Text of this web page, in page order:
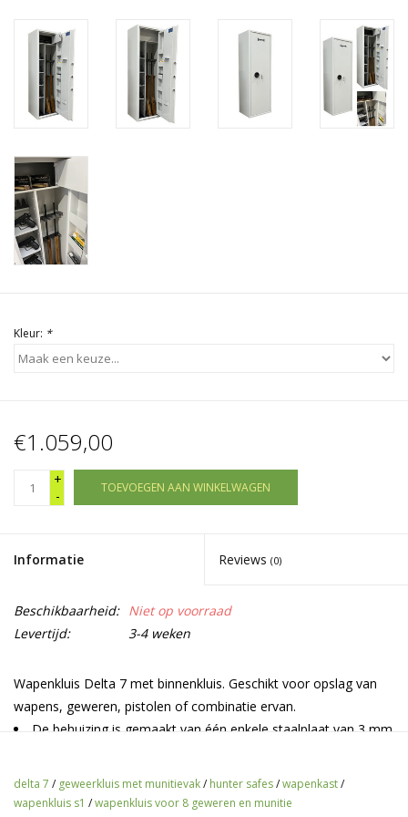
Kleur: *
€1.059,00
+
-
TOEVOEGEN AAN WINKELWAGEN
Informatie Reviews (0)
Beschikbaarheid: Niet op voorraad
Levertijd:
3-4 weken
Wapenkluis Delta 7 met binnenkluis. Geschikt voor opslag van
wapens, geweren, pistolen of combinatie ervan.
De behuizing is gemaakt van één enkele staalplaat van 3 mm
Dubbelwandige deur met interne scharnieren beschermd
door een speciale structuur, aan drie zijden vergrendeld met
delta 7 / geweerkluis met munitievak/ hunter safes/wapenkast/
wapenkluis s1 /wapenkluis voor 8 geweren en munitie